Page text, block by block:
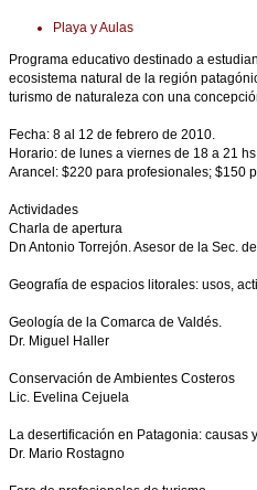
Playa y Aulas
Programa educativo destinado a
ecosistema natural de la región
turismo de naturaleza con una
Fecha: 8 al 12 de febrero de 2010.
Horario: de lunes a viernes de 18 a 21
Arancel: $220 para profesionales; $150
Actividades
Charla de apertura
Dn Antonio Torrejón. Asesor de la Sec.
Geografía de espacios litorales: usos,
Geología de la Comarca de Valdés.
Dr. Miguel Haller
Conservación de Ambientes Costeros
Lic. Evelina Cejuela
La desertificación en Patagonia: causas
Dr. Mario Rostagno